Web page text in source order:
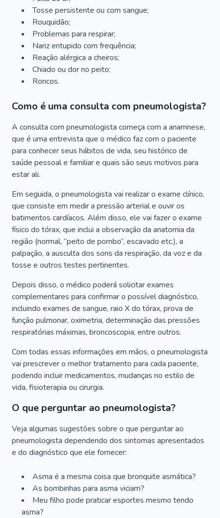
Tosse persistente ou com sangue;
Rouquidão;
Problemas para respirar;
Nariz entupido com frequência;
Reação alérgica a cheiros;
Chiado ou dor no peito;
Roncos.
Como é uma consulta com pneumologista?
A consulta com pneumologista começa com a anamnese,
que é uma entrevista que o médico faz com o paciente
para conhecer seus hábitos de vida, seu histórico de
saúde pessoal e familiar e quais são seus motivos para
estar ali.
Em seguida, o pneumologista vai realizar o exame clínico,
que consiste em medir a pressão arterial e ouvir os
batimentos cardíacos. Além disso, ele vai fazer o exame
físico do tórax, que inclui a observação da anatomia da
região (normal, “peito de pombo”, escavado etc.), a
palpação, a ausculta dos sons da respiração, da voz e da
tosse e outros testes pertinentes.
Depois disso, o médico poderá solicitar exames
complementares para confirmar o possível diagnóstico,
incluindo exames de sangue, raio X do tórax, prova de
função pulmonar, oximetria, determinação das pressões
respiratórias máximas, broncoscopia, entre outros.
Com todas essas informações em mãos, o pneumologista
vai prescrever o melhor tratamento para cada paciente,
podendo incluir medicamentos, mudanças no estilo de
vida, fisioterapia ou cirurgia.
O que perguntar ao pneumologista?
Veja algumas sugestões sobre o que perguntar ao
pneumologista dependendo dos sintomas apresentados
e do diagnóstico que ele fornecer:
Asma é a mesma coisa que bronquite asmática?
As bombinhas para asma viciam?
Meu filho pode praticar esportes mesmo tendo
asma?